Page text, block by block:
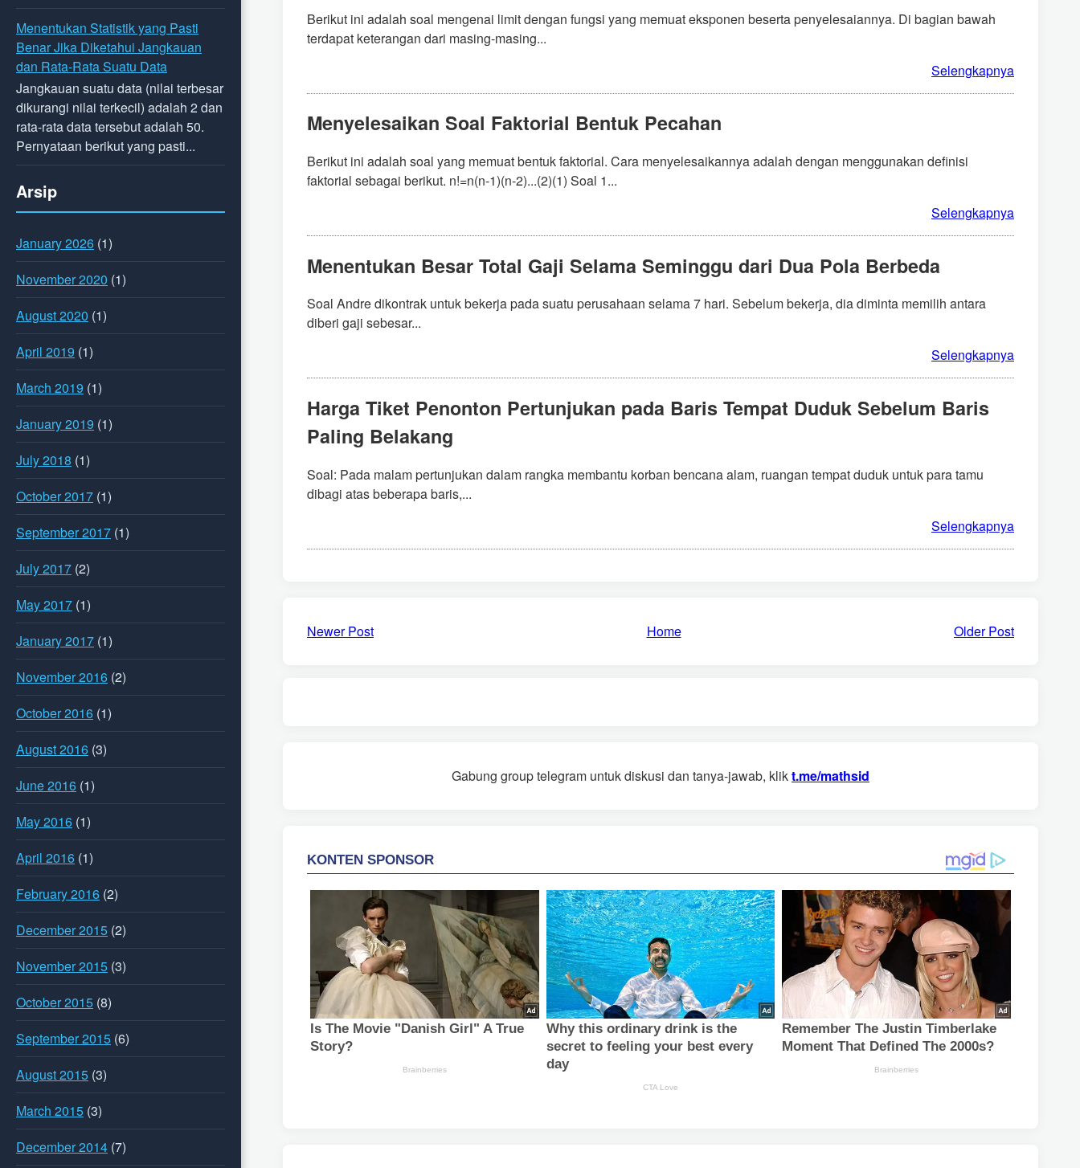
Menentukan Statistik yang Pasti
Benar Jika Diketahui Jangkauan
dan Rata-Rata Suatu Data
Jangkauan suatu data (nilai terbesar
dikurangi nilai terkecil) adalah 2 dan
rata-rata data tersebut adalah 50.
Pernyataan berikut yang pasti...
Arsip
January 2026 (1)
November 2020 (1)
August 2020 (1)
April 2019 (1)
March 2019 (1)
January 2019 (1)
July 2018 (1)
October 2017 (1)
September 2017 (1)
July 2017 (2)
May 2017 (1)
January 2017 (1)
November 2016 (2)
October 2016 (1)
August 2016 (3)
June 2016 (1)
May 2016 (1)
April 2016 (1)
February 2016 (2)
December 2015 (2)
November 2015 (3)
October 2015 (8)
September 2015 (6)
August 2015 (3)
March 2015 (3)
December 2014 (7)
Berikut ini adalah soal mengenai limit dengan fungsi yang memuat eksponen beserta penyelesaiannya. Di bagian bawah
terdapat keterangan dari masing-masing...
Selengkapnya
Menyelesaikan Soal Faktorial Bentuk Pecahan
Berikut ini adalah soal yang memuat bentuk faktorial. Cara menyelesaikannya adalah dengan menggunakan definisi
faktorial sebagai berikut. n!=n(n-1)(n-2)...(2)(1) Soal 1...
Selengkapnya
Menentukan Besar Total Gaji Selama Seminggu dari Dua Pola Berbeda
Soal Andre dikontrak untuk bekerja pada suatu perusahaan selama 7 hari. Sebelum bekerja, dia diminta memilih antara
diberi gaji sebesar...
Selengkapnya
Harga Tiket Penonton Pertunjukan pada Baris Tempat Duduk Sebelum Baris
Paling Belakang
Soal: Pada malam pertunjukan dalam rangka membantu korban bencana alam, ruangan tempat duduk untuk para tamu
dibagi atas beberapa baris,...
Selengkapnya
Newer Post Older Post
Home
Gabung group telegram untuk diskusi dan tanya-jawab, klikt.me/mathsid